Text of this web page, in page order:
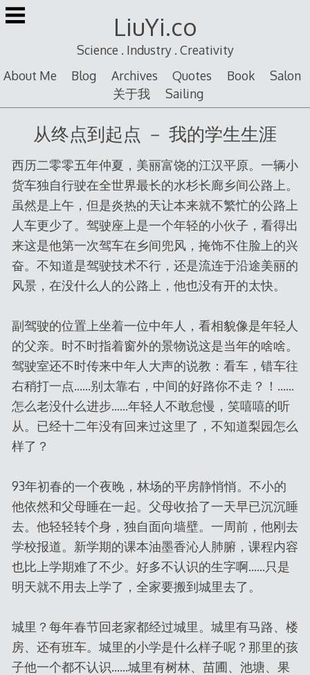
Skip
to
LiuYi.co
Science . Industry . Creativity
About Me
Blog Archives Quotes Book
Salon
关于我
Sailing
从终点到起点 － 我的学生生涯
西历二零零五年仲夏，美丽富饶的江汉平原。一辆小
货车独自行驶在全世界最长的水杉长廊乡间公路上。
虽然是上午，但是炎热的天让本来就不繁忙的公路上
人车更少了。驾驶座上是一个年轻的小伙子，看得出
来这是他第一次驾车在乡间兜风，掩饰不住脸上的兴
奋。不知道是驾驶技术不行，还是流连于沿途美丽的
风景，在没什么人的公路上，他也没有开的太快。
副驾驶的位置上坐着一位中年人，看相貌像是年轻人
的父亲。时不时指着窗外的景物说这是当年的啥啥。
驾驶室还不时传来中年人大声的说教：看车，错车往
右稍打一点……别太靠右，中间的好路你不走？！……
怎么老没什么进步……年轻人不敢怠慢，笑嘻嘻的听
从。已经十二年没有回来过这里了，不知道梨园怎么
样了？
93年初春的一个夜晚，林场的平房静悄悄。不小的
他依然和父母睡在一起。父母收拾了一天早已沉沉睡
去。他轻轻转个身，独自面向墙壁。一周前，他刚去
学校报道。新学期的课本油墨香沁人肺腑，课程内容
也比上学期难了不少。好多不认识的生字啊……只是
明天就不用去上学了，全家要搬到城里去了。
城里？每年春节回老家都经过城里。城里有马路、楼
房、还有班车。城里的小学是什么样子呢？那里的孩
子他一个都不认识……城里有树林、苗圃、池塘、果